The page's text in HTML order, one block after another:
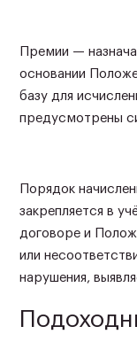
Премии —
основании
базу для
предусмотрены
Порядок
закрепляется в
договоре и
или
нарушения,